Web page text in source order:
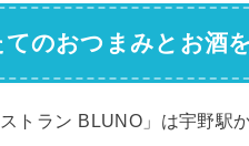
てのおつまみとお酒
ストラン BLUNO」は宇野駅